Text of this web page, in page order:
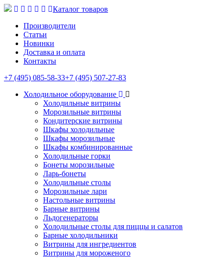
Каталог товаров
Производители
Статьи
Новинки
Доставка и оплата
Контакты
+7 (495) 085-58-33+7 (495) 507-27-83
Холодильное оборудование
Холодильные витрины
Морозильные витрины
Кондитерские витрины
Шкафы холодильные
Шкафы морозильные
Шкафы комбинированные
Холодильные горки
Бонеты морозильные
Ларь-бонеты
Холодильные столы
Морозильные лари
Настольные витрины
Барные витрины
Льдогенераторы
Холодильные столы для пиццы и салатов
Барные холодильники
Витрины для ингредиентов
Витрины для мороженого